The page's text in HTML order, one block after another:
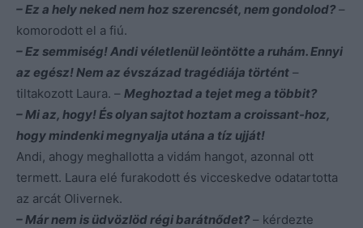
– Ez a hely neked nem hoz szerencsét, nem gondolod? –
komorodott el a fiú.
– Ez semmiség! Andi véletlenül leöntötte a ruhám. Ennyi
az egész! Nem az évszázad tragédiája történt –
tiltakozott Laura. – Meghoztad a tejet meg a többit?
– Mi az, hogy! És olyan sajtot hoztam a croissant-hoz,
hogy mindenki megnyalja utána a tíz ujját!
Andi, ahogy meghallotta a vidám hangot, azonnal ott
termett. Laura elé furakodott és vicceskedve odatartotta
az arcát Olivernek.
– Már nem is üdvözlöd régi barátnődet? – kérdezte